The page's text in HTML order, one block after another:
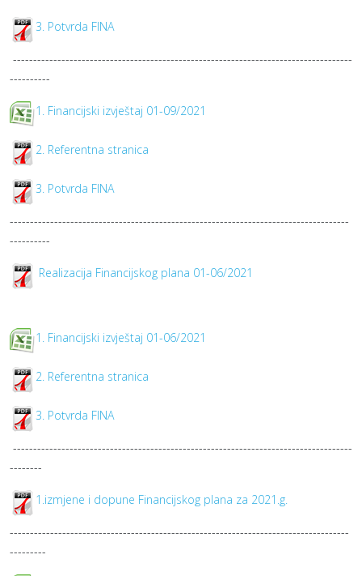
3. Potvrda FINA
------------------------------------------------------------------------------------
----------
1. Financijski izvještaj 01-09/2021
2. Referentna stranica
3. Potvrda FINA
------------------------------------------------------------------------------------
----------
Realizacija Financijskog plana 01-06/2021
1. Financijski izvještaj 01-06/2021
2. Referentna stranica
3. Potvrda FINA
------------------------------------------------------------------------------------
--------
1.izmjene i dopune Financijskog plana za 2021.g.
------------------------------------------------------------------------------------
---------